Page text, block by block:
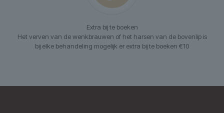
Extra bij te boeken
Het verven van de wenkbrauwen of het harsen van de bovenlip is
bij elke behandeling mogelijk er extra bij te boeken €10